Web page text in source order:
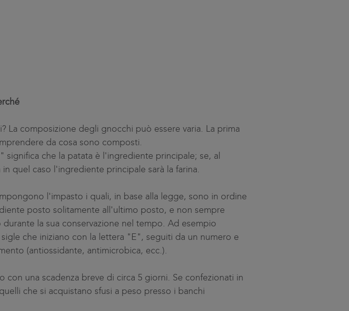
La composizione degli gnocchi può essere varia. La prima
da cosa sono composti.
che la patata è l'ingrediente principale; se, al
quel caso l'ingrediente principale sarà la farina.
l'impasto i quali, in base alla legge, sono in ordine
posto solitamente all'ultimo posto, e non sempre
la sua conservazione nel tempo. Ad esempio
che iniziano con la lettera "E", seguiti da un numero e
(antiossidante, antimicrobica, ecc.).
una scadenza breve di circa 5 giorni. Se confezionati in
che si acquistano sfusi a peso presso i banchi